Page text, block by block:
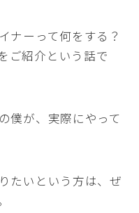
ナーって何をする？
ご紹介という話で
僕が、実際にやって
たいという方は、ぜ